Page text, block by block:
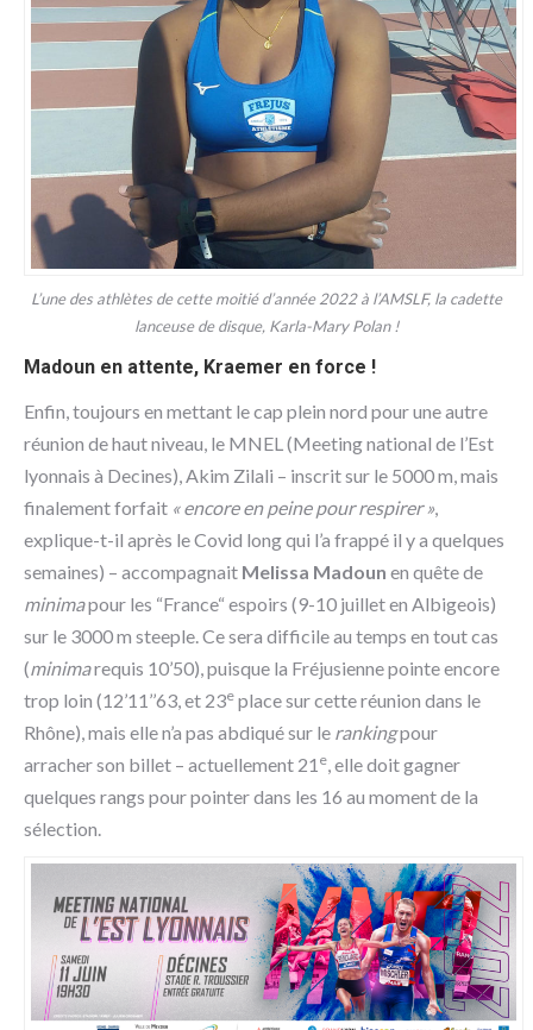
L’une des athlètes de cette moitié d’année 2022 à l’AMSLF, la cadette
lanceuse de disque, Karla-Mary Polan !
Madoun en attente, Kraemer en force !
Enfin, toujours en mettant le cap plein nord pour une autre
réunion de haut niveau, le MNEL (Meeting national de l’Est
lyonnais à Decines), Akim Zilali – inscrit sur le 5000 m, mais
finalement forfait « encore en peine pour respirer »,
explique-t-il après le Covid long qui l’a frappé il y a quelques
semaines) – accompagnait Melissa Madoun en quête de
minimapour les “France“ espoirs (9-10 juillet en Albigeois)
sur le 3000 m steeple. Ce sera difficile au temps en tout cas
(minimarequis 10’50), puisque la Fréjusienne pointe encore
trop loin (12’11’’63, et 23e place sur cette réunion dans le
Rhône), mais elle n’a pas abdiqué sur le rankingpour
arracher son billet – actuellement 21 e, elle doit gagner
quelques rangs pour pointer dans les 16 au moment de la
sélection.